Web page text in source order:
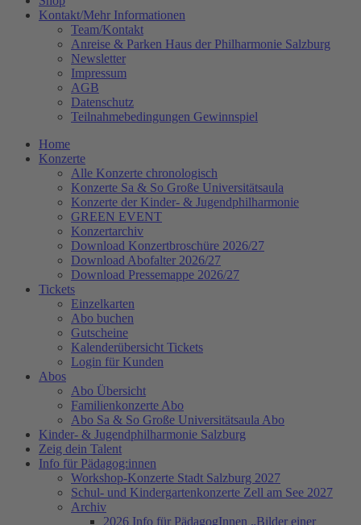
Kontakt/Mehr Informationen
Team/Kontakt
Anreise & Parken Haus der Philharmonie Salzburg
Newsletter
Impressum
AGB
Datenschutz
Teilnahmebedingungen Gewinnspiel
Home
Konzerte
Alle Konzerte chronologisch
Konzerte Sa & So Große Universitätsaula
Konzerte der Kinder- & Jugendphilharmonie
GREEN EVENT
Konzertarchiv
Download Konzertbroschüre 2026/27
Download Abofalter 2026/27
Download Pressemappe 2026/27
Tickets
Einzelkarten
Abo buchen
Gutscheine
Kalenderübersicht Tickets
Login für Kunden
Abos
Abo Übersicht
Familienkonzerte Abo
Abo Sa & So Große Universitätsaula Abo
Kinder- & Jugendphilharmonie Salzburg
Zeig dein Talent
Info für Pädagog:innen
Workshop-Konzerte Stadt Salzburg 2027
Schul- und Kindergartenkonzerte Zell am See 2027
Archiv
2026 Info für PädagogInnen „Bilder einer